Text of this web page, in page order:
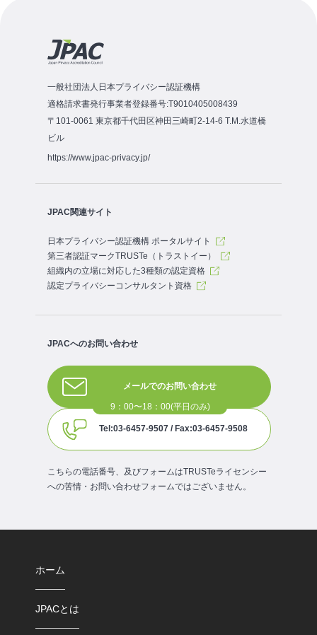
一般社団法人日本プライバシー認証機構
適格請求書発行事業者登録番号:T9010405008439
〒101-0061 東京都千代田区神田三崎町2-14-6 T.M.水道橋
ビル
https://www.jpac-privacy.jp/
JPAC関連サイト
日本プライバシー認証機構 ポータルサイト
第三者認証マークTRUSTe（トラストイー）
組織内の立場に対応した3種類の認定資格
認定プライバシーコンサルタント資格
JPACへのお問い合わせ
メールでのお問い合わせ
Tel:03-6457-9507 / Fax:03-6457-9508
こちらの電話番号、及びフォームはTRUSTeライセンシー
への苦情・お問い合わせフォームではございません。
ホーム
JPACとは